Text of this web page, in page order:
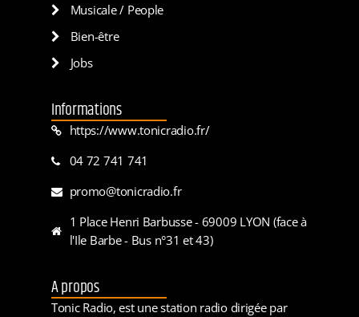
Musicale / People
Bien-être
Jobs
Informations
https://www.tonicradio.fr/
04 72 741 741
promo@tonicradio.fr
1 Place Henri Barbusse - 69009 LYON (face à
l'Ile Barbe - Bus n°31 et 43)
A propos
Tonic Radio, est une station radio dirigée par